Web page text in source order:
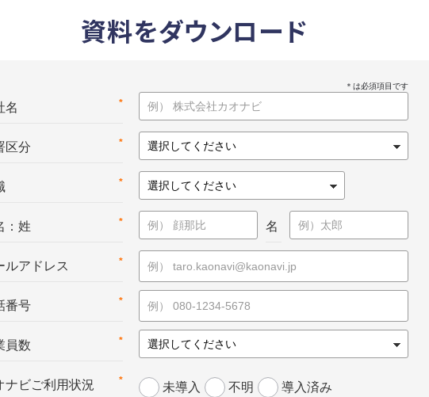
資料をダウンロード
*
名
*
区分
*
*
：姓 名
*
ルアドレス
*
番号
*
員数
*
ナビご利用状況 未導入 不明 導入済み